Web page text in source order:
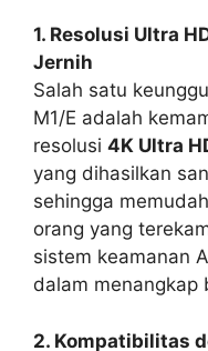
1. Resolusi Ultra
Jernih
Salah satu
M1/E adalah
resolusi 4K Ultra
yang dihasilkan
sehingga
orang yang
sistem keamanan
dalam menangkap
2. Kompatibilitas